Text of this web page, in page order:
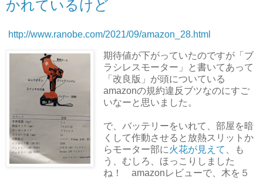
かれているけど
http://www.ranobe.com/2021/09/amazon_28.html
期待値が下がっていたのですが「ブ
ラシレスモーター」と書いてあって
「改良版」が頭についている
amazonの規約違反ブツなのにすご
いなーと思いました。
で、バッテリーをいれて、部屋を暗
くして作動させると放熱スリットか
らモーター部に火花が見えて
、も
う、むしろ、ほっこりしました
ね！ amazonレビューで、木を５